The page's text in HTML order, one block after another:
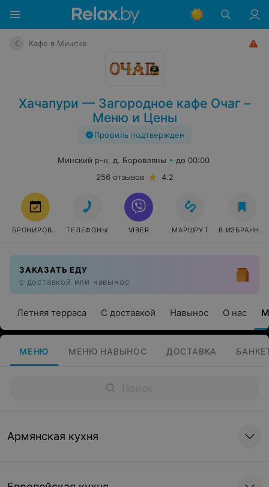
Кафе в Минске
Хачапури — Загородное кафе Очаг –
Меню и Цены
Профиль подтвержден
Летняя терраса С доставкой Навынос О нас
Минский р-н, д. Боровляны
до 00:00
256 отзывов
4.2
БРОНИРОВАТЬ ТЕЛЕФОНЫ VIBER МАРШРУТ В ИЗБРАННОЕ
ЗАКАЗАТЬ ЕДУ
с доставкой или навынос
МЕНЮ МЕНЮ НАВЫНОС ДОСТАВКА
Армянская кухня